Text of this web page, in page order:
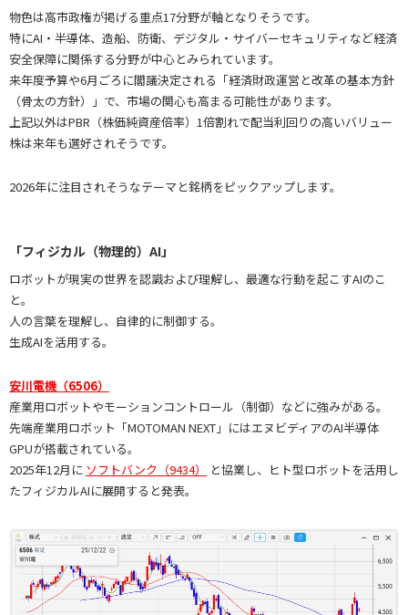
物色は高市政権が掲げる重点17分野が軸となりそうです。
特にAI・半導体、造船、防衛、デジタル・サイバーセキュリティなど経済
安全保障に関係する分野が中心とみられています。
来年度予算や6月ごろに閣議決定される「経済財政運営と改革の基本方針
（骨太の方針）」で、市場の関心も高まる可能性があります。
上記以外はPBR（株価純資産倍率）1倍割れで配当利回りの高いバリュー
株は来年も選好されそうです。
2026年に注目されそうなテーマと銘柄をピックアップします。
「フィジカル（物理的）AI」
ロボットが現実の世界を認識および理解し、最適な行動を起こすAIのこ
と。
人の言葉を理解し、自律的に制御する。
生成AIを活用する。
安川電機（6506）
産業用ロボットやモーションコントロール（制御）などに強みがある。
先端産業用ロボット「MOTOMAN NEXT」にはエヌビディアのAI半導体
GPUが搭載されている。
2025年12月に ソフトバンク（9434）
と協業し、ヒト型ロボットを活用し
たフィジカルAIに展開すると発表。